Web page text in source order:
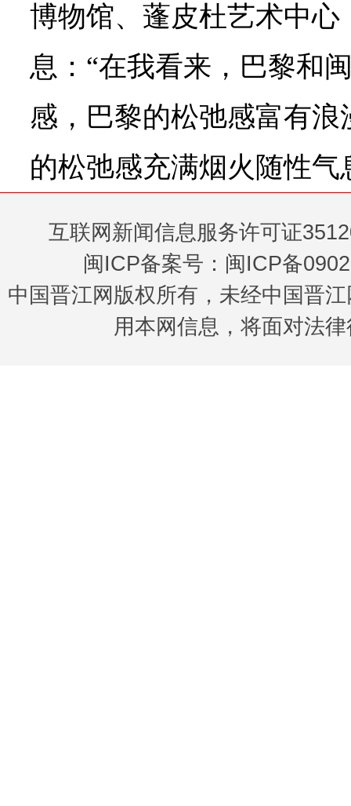
博物馆、蓬皮杜艺术中
息：“在我看来，巴黎和
感，巴黎的松弛感富有
的松弛感充满烟火随性气
互联网新闻信息服务许可证
闽ICP备案号：闽ICP备
中国晋江网版权所有，未经中国晋
用本网信息，将面对法